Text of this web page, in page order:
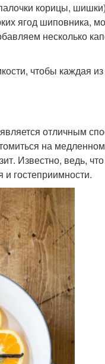
корицы,
ягод шиповника,
несколько
чтобы каждая
отличным
на медленном
Известно, ведь,
и гостеприимности.